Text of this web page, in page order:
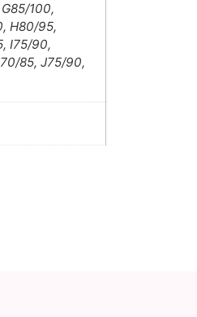
100,
H80/95,
I75/90,
85, J75/90,